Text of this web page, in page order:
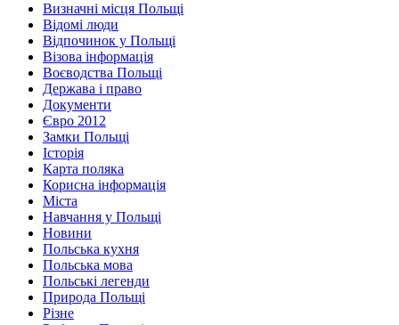
Визначні місця Польщі
Відомі люди
Відпочинок у Польщі
Візова інформація
Воєводства Польщі
Держава і право
Документи
Євро 2012
Замки Польщі
Історія
Карта поляка
Корисна інформація
Міста
Навчання у Польщі
Новини
Польська кухня
Польська мова
Польські легенди
Природа Польщі
Різне